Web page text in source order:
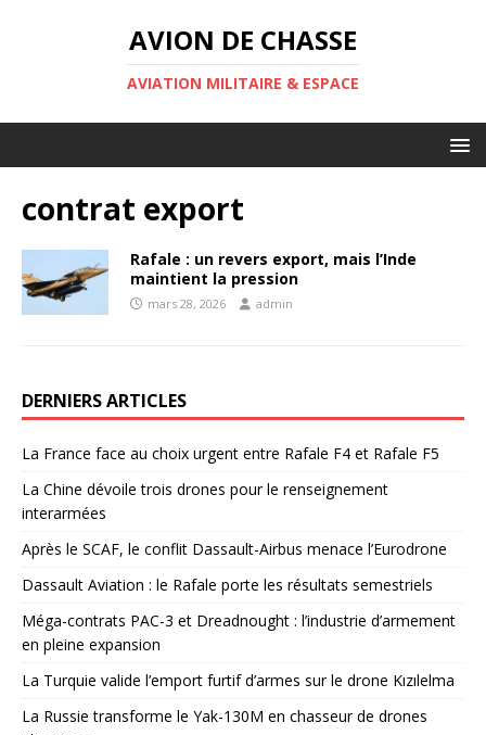
AVION DE CHASSE
AVIATION MILITAIRE & ESPACE
contrat export
Rafale : un revers export, mais l’Inde
maintient la pression
mars 28, 2026 admin
DERNIERS ARTICLES
La France face au choix urgent entre Rafale F4 et Rafale F5
La Chine dévoile trois drones pour le renseignement
interarmées
Après le SCAF, le conflit Dassault-Airbus menace l’Eurodrone
Dassault Aviation : le Rafale porte les résultats semestriels
Méga-contrats PAC-3 et Dreadnought : l’industrie d’armement
en pleine expansion
La Turquie valide l’emport furtif d’armes sur le drone Kızılelma
La Russie transforme le Yak-130M en chasseur de drones